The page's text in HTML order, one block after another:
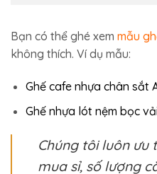
Bạn có thể ghé xem mẫu
không thích. Ví dụ mẫu:
Ghế cafe nhựa chân sắt
Ghế nhựa lót nệm bọc
Chúng tôi luôn ưu
mua sỉ, số lượng